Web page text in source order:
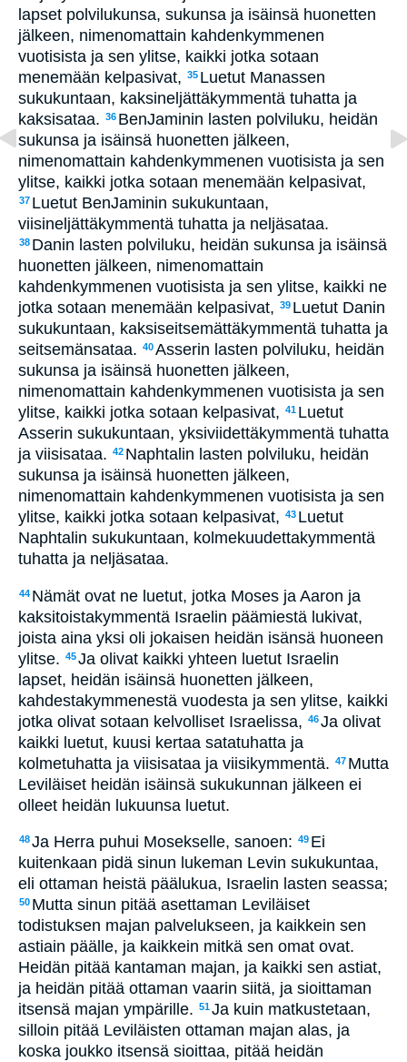
lapset polvilukunsa, sukunsa ja isäinsä huonetten
jälkeen, nimenomattain kahdenkymmenen
vuotisista ja sen ylitse, kaikki jotka sotaan
menemään kelpasivat, 35 Luetut Manassen
sukukuntaan, kaksineljättäkymmentä tuhatta ja
kaksisataa. 36 BenJaminin lasten polviluku, heidän
sukunsa ja isäinsä huonetten jälkeen,
nimenomattain kahdenkymmenen vuotisista ja sen
ylitse, kaikki jotka sotaan menemään kelpasivat,
37 Luetut BenJaminin sukukuntaan,
viisineljättäkymmentä tuhatta ja neljäsataa.
38 Danin lasten polviluku, heidän sukunsa ja isäinsä
huonetten jälkeen, nimenomattain
kahdenkymmenen vuotisista ja sen ylitse, kaikki ne
jotka sotaan menemään kelpasivat, 39 Luetut Danin
sukukuntaan, kaksiseitsemättäkymmentä tuhatta ja
seitsemänsataa. 40Asserin lasten polviluku, heidän
sukunsa ja isäinsä huonetten jälkeen,
nimenomattain kahdenkymmenen vuotisista ja sen
ylitse, kaikki jotka sotaan kelpasivat, 41 Luetut
Asserin sukukuntaan, yksiviidettäkymmentä tuhatta
ja viisisataa. 42 Naphtalin lasten polviluku, heidän
sukunsa ja isäinsä huonetten jälkeen,
nimenomattain kahdenkymmenen vuotisista ja sen
ylitse, kaikki jotka sotaan kelpasivat, 43 Luetut
Naphtalin sukukuntaan, kolmekuudettakymmentä
tuhatta ja neljäsataa.
44 Nämät ovat ne luetut, jotka Moses ja Aaron ja
kaksitoistakymmentä Israelin päämiestä lukivat,
joista aina yksi oli jokaisen heidän isänsä huoneen
ylitse. 45Ja olivat kaikki yhteen luetut Israelin
lapset, heidän isäinsä huonetten jälkeen,
kahdestakymmenestä vuodesta ja sen ylitse, kaikki
jotka olivat sotaan kelvolliset Israelissa, 46Ja olivat
kaikki luetut, kuusi kertaa satatuhatta ja
kolmetuhatta ja viisisataa ja viisikymmentä. 47 Mutta
Leviläiset heidän isäinsä sukukunnan jälkeen ei
olleet heidän lukuunsa luetut.
48Ja Herra puhui Mosekselle, sanoen: 49 Ei
kuitenkaan pidä sinun lukeman Levin sukukuntaa,
eli ottaman heistä päälukua, Israelin lasten seassa;
50 Mutta sinun pitää asettaman Leviläiset
todistuksen majan palvelukseen, ja kaikkein sen
astiain päälle, ja kaikkein mitkä sen omat ovat.
Heidän pitää kantaman majan, ja kaikki sen astiat,
ja heidän pitää ottaman vaarin siitä, ja sioittaman
itsensä majan ympärille. 51Ja kuin matkustetaan,
silloin pitää Leviläisten ottaman majan alas, ja
koska joukko itsensä sioittaa, pitää heidän